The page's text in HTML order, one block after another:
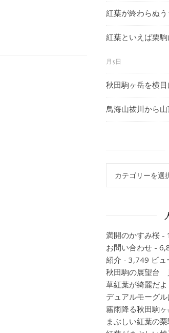
紅葉が終わらぬ
紅葉といえば栗
月5日
秋田駒ヶ岳を横
鳥海山祓川から
満開のかすみ桜 -
お問い合わせ -
紹介 - 3,749 ビュ
秋田駒の展望台
草紅葉が綺麗だ
デュアルモーグ
霧雨降る秋田駒
まぶしい紅葉の